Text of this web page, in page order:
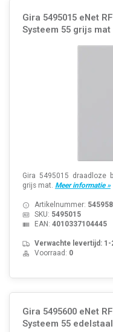
Gira 5495015 eNet
Systeem 55 grijs mat
Gira 5495015 draadloze
grijs mat. Meer informatie »
Artikelnummer: 545958
SKU: 5495015
EAN: 4010337104445
Verwachte levertijd: 1-
Voorraad: 0
Gira 5495600 eNet
Systeem 55 edelstaal